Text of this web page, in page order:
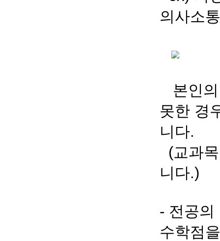
의사소
본인의
못한 경
니다.
(교과
니다.)
- 전공의
수학점